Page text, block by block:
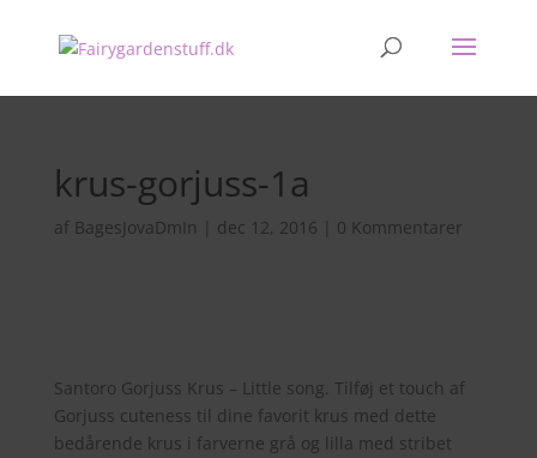
krus-gorjuss-1a
af BagesJovaDmIn dec 12, 2016 0 Kommentarer
Santoro Gorjuss Krus – Little song. Tilføj et touch af
Gorjuss cuteness til dine favorit krus med dette
bedårende krus i farverne grå og lilla med stribet